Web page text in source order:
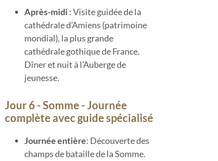
Après-midi : Visite guidée de la
cathédrale d’Amiens (patrimoine
mondial), la plus grande
cathédrale gothique de France.
Dîner et nuit à l’Auberge de
jeunesse.
Jour 6 - Somme - Journée
complète avec guide spécialisé
Journée entière: Découverte des
champs de bataille de la Somme.